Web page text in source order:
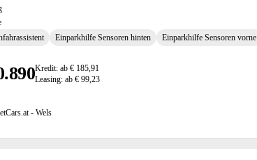
Einparkhilfe Sensoren hinten Einparkhilfe Sensoren vorne
Kredit: ab € 185,91
Leasing: ab € 99,23
- Wels